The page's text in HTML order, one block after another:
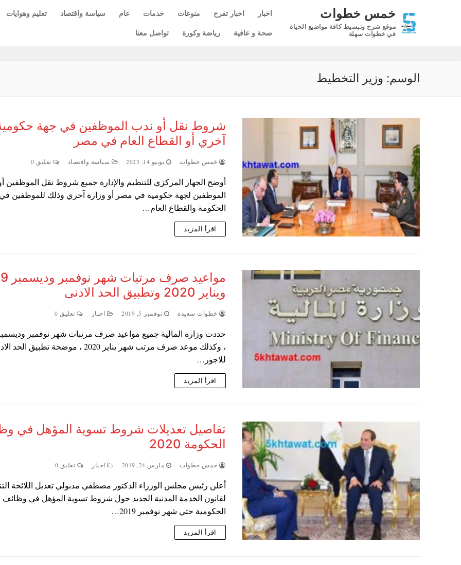
خمس خطوات
موقع شرح وتبسيط كافة مواضيع الحياة
في خطوات سهلة
اخبار اخبار تفرح منوعات خدمات عام سياسة واقتصاد تعليم وهوايات
صحة و عافية
رياضة وكورة تواصل معنا
الوسم: وزير التخطيط
شروط نقل أو ندب الموظفين في جهة
آخري أو القطاع العام في مصر
خمس خطوات يونيو 14, 2023 سياسة واقتصاد تعليق 0
أوضح الجهاز المركزي للتنظيم والإدارة جميع شروط نقل الموظفين
الموظفين لجهة حكومية في مصر أو وزارة آخري وذلك للموظفين في
الحكومة والقطاع العام…
اقرأ المزيد
مواعيد
ويناير 2020 وتطبيق الحد الادنى
خطوات سعيدة نوفمبر 5, 2019 اخبار تعليق 0
، وكذلك موعد صرف مرتب شهر يناير 2020 ، موضحة تطبيق الحد
للاجور…
اقرأ المزيد
تفاصيل تعديلات شروط تسوية المؤهل في
الحكومة 2020
خمس خطوات مارس 24, 2019 اخبار تعليق 0
أعلن رئيس مجلس الوزراء الدكتور مصطفي مدبولي تعديل اللائحة
لقانون الخدمة المدنية الجديد حول شروط تسوية المؤهل في وظائف
الحكومية حتي شهر نوفمبر 2019…
اقرأ المزيد